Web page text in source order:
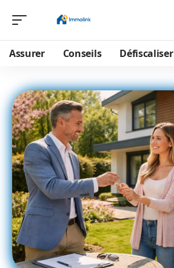
Assurer Conseils Défiscaliser